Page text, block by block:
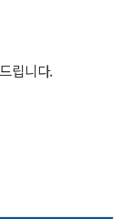
립니다.